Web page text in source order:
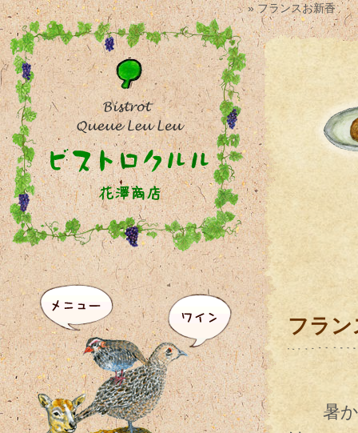
» フランスお新香
フラン
暑か